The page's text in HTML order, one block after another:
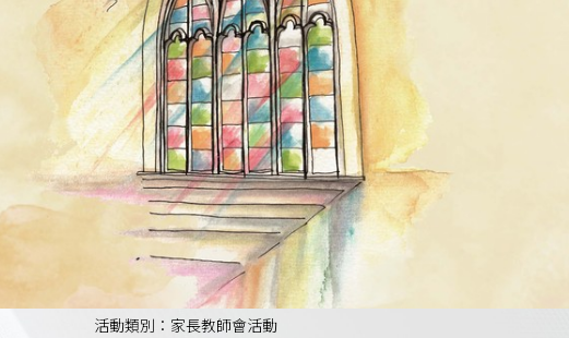
活動類別：家長教師會活動